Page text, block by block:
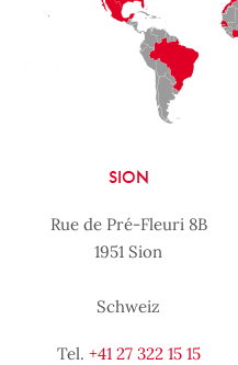
SION
Rue de Pré-Fleuri 8B
1951 Sion
Schweiz
Tel. +41 27 322 15 15